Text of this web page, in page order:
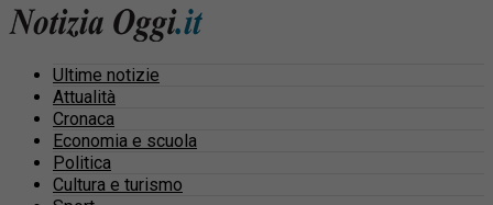
Ultime notizie
Attualità
Cronaca
Economia e scuola
Politica
Cultura e turismo